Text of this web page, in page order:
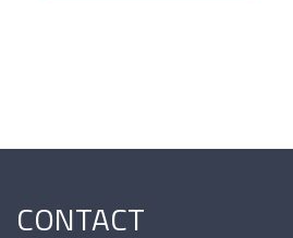
CONTACT